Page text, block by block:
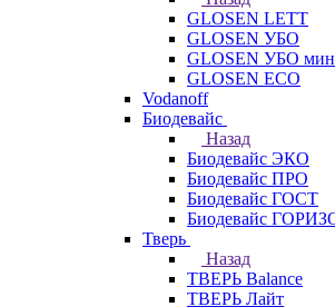
GLOSEN LETT
GLOSEN УБО
GLOSEN УБО
GLOSEN ECO
Vodanoff
Биодевайс
Назад
Биодевайс ЭКО
Биодевайс ПРО
Биодевайс ГОСТ
Биодевайс
Тверь
Назад
ТВЕРЬ Balance
ТВЕРЬ Лайт